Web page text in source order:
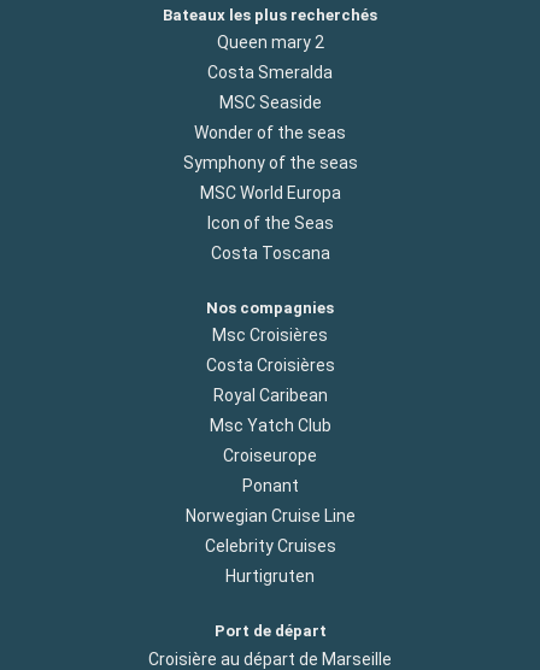
Bateaux les plus recherchés
Queen mary 2
Costa Smeralda
MSC Seaside
Wonder of the seas
Symphony of the seas
MSC World Europa
Icon of the Seas
Costa Toscana
Nos compagnies
Msc Croisières
Costa Croisières
Royal Caribean
Msc Yatch Club
Croiseurope
Ponant
Norwegian Cruise Line
Celebrity Cruises
Hurtigruten
Port de départ
Croisière au départ de Marseille